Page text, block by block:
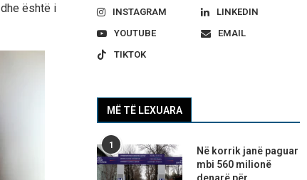
është i
INSTAGRAM
LINKEDIN
YOUTUBE
EMAIL
TIKTOK
MË TË LEXUARA
1
Në korrik janë paguar
mbi 560 milionë